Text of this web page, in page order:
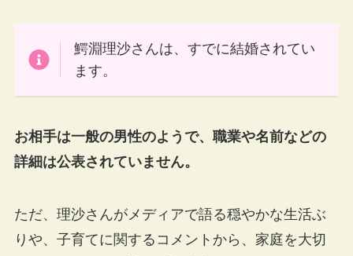
鰐淵理沙さんは、すでに結婚されてい
ます。
お相手は一般の男性のようで、職業や名前などの
詳細は公表されていません。
ただ、理沙さんがメディアで語る穏やかな生活ぶ
りや、子育てに関するコメントから、家庭を大切